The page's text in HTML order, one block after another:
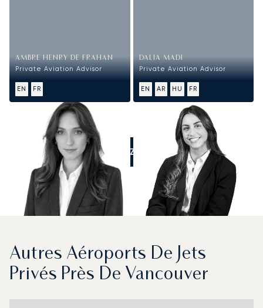
AMBRE HENRY DE FRAHAN
Private Aviation Advisor
EN FR
DALIA MADI
Private Aviation Advisor
EN AR HU FR
APPELEZ-NOUS
Autres Aéroports De Jets
Privés Près De Vancouver